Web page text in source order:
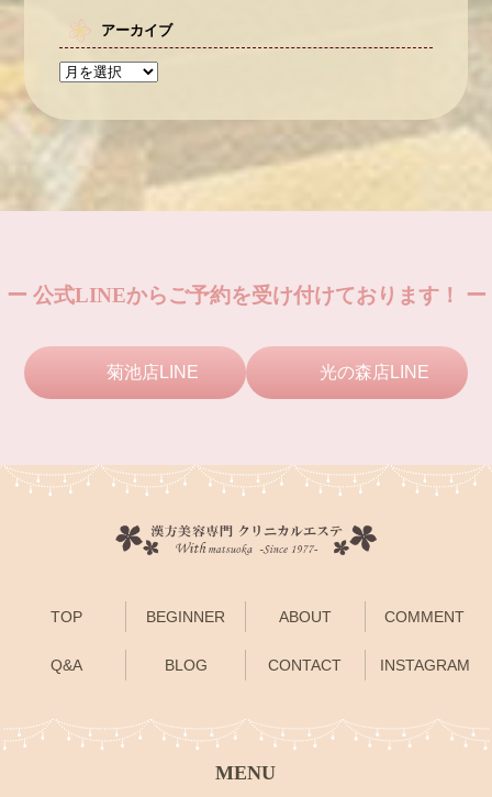
アーカイブ
ー 公式LINEからご予約を受け付けております！ ー
菊池店LINE 光の森店LINE
TOP BEGINNER ABOUT COMMENT
Q&A BLOG CONTACT INSTAGRAM
MENU